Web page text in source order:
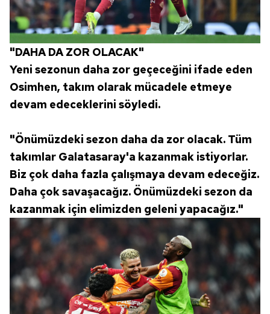
"DAHA DA ZOR OLACAK"
Yeni sezonun daha zor geçeceğini ifade eden
Osimhen, takım olarak mücadele etmeye
devam edeceklerini söyledi.
"Önümüzdeki sezon daha da zor olacak. Tüm
takımlar Galatasaray'a kazanmak istiyorlar.
Biz çok daha fazla çalışmaya devam edeceğiz.
Daha çok savaşacağız. Önümüzdeki sezon da
kazanmak için elimizden geleni yapacağız."